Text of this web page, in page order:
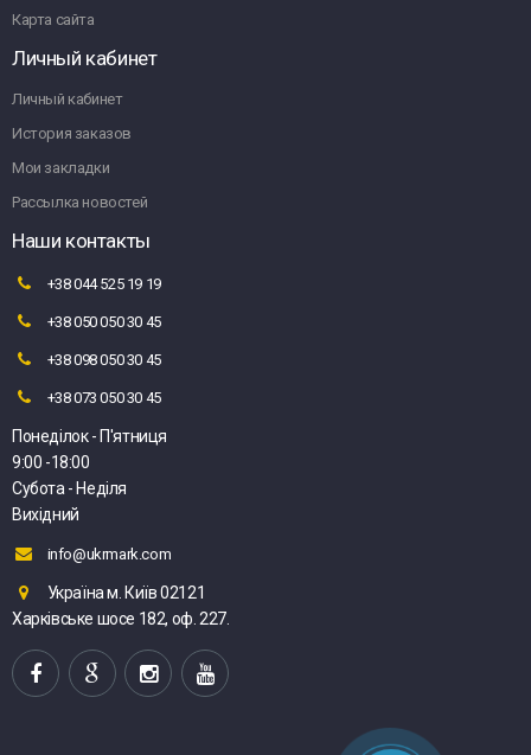
Карта сайта
Личный кабинет
Личный кабинет
История заказов
Мои закладки
Рассылка новостей
Наши контакты
+38 044 525 19 19
+38 050 050 30 45
+38 098 050 30 45
+38 073 050 30 45
Понеділок - П'ятниця
9:00 -18:00
Субота - Неділя
Вихідний
info@ukrmark.com
Україна м. Київ 02121
Харківське шосе 182, оф. 227.